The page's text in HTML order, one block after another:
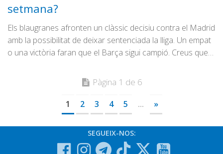
setmana?
Els blaugranes afronten un clàssic decisiu contra el Madrid
amb la possibilitat de deixar sentenciada la lliga. Un empat
o una victòria faran que el Barça sigui campió. Creus que…
Pàgina 1 de 6
1 2 3 4 5 ... »
SEGUEIX-NOS: